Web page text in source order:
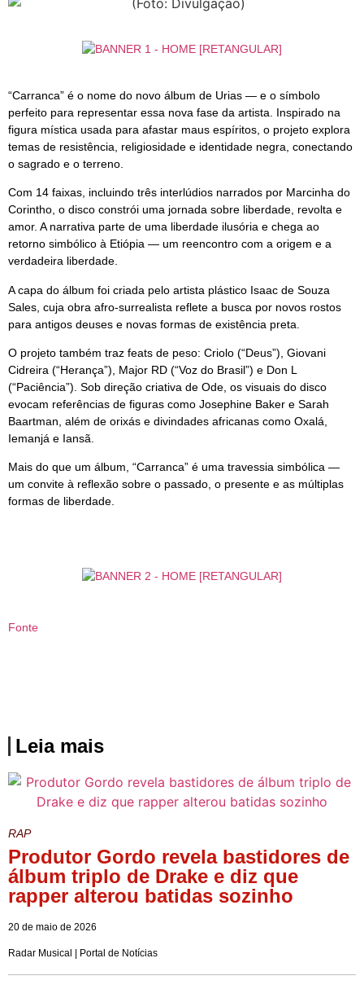
“Carranca” é o nome do novo álbum de Urias — e o símbolo
perfeito para representar essa nova fase da artista. Inspirado na
figura mística usada para afastar maus espíritos, o projeto explora
temas de resistência, religiosidade e identidade negra, conectando
o sagrado e o terreno.
Com 14 faixas, incluindo três interlúdios narrados por Marcinha do
Corintho, o disco constrói uma jornada sobre liberdade, revolta e
amor. A narrativa parte de uma liberdade ilusória e chega ao
retorno simbólico à Etiópia — um reencontro com a origem e a
verdadeira liberdade.
A capa do álbum foi criada pelo artista plástico Isaac de Souza
Sales, cuja obra afro-surrealista reflete a busca por novos rostos
para antigos deuses e novas formas de existência preta.
O projeto também traz feats de peso: Criolo (“Deus”), Giovani
Cidreira (“Herança”), Major RD (“Voz do Brasil”) e Don L
(“Paciência”). Sob direção criativa de Ode, os visuais do disco
evocam referências de figuras como Josephine Baker e Sarah
Baartman, além de orixás e divindades africanas como Oxalá,
Iemanjá e Iansã.
Mais do que um álbum, “Carranca” é uma travessia simbólica —
um convite à reflexão sobre o passado, o presente e as múltiplas
formas de liberdade.
Fonte
Leia mais
RAP
Produtor Gordo revela bastidores de
álbum triplo de Drake e diz que
rapper alterou batidas sozinho
20 de maio de 2026
Radar Musical | Portal de Notícias